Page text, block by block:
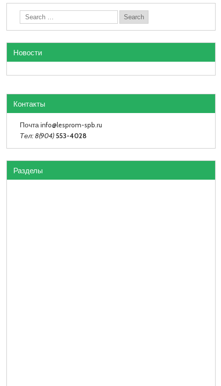
Новости
Контакты
Почта info@lesprom-spb.ru
Тел: 8(904) 553-4028
Разделы